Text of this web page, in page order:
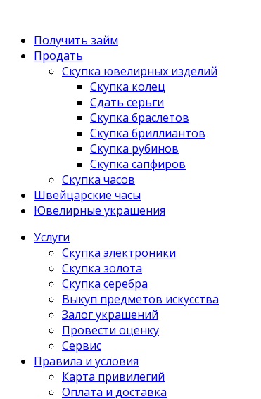
Получить займ
Продать
Скупка ювелирных изделий
Скупка колец
Сдать серьги
Скупка браслетов
Скупка бриллиантов
Скупка рубинов
Скупка сапфиров
Скупка часов
Швейцарские часы
Ювелирные украшения
Услуги
Скупка электроники
Скупка золота
Скупка серебра
Выкуп предметов искусства
Залог украшений
Провести оценку
Сервис
Правила и условия
Карта привилегий
Оплата и доставка